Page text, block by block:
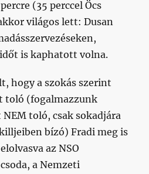
(35 perccel Öcs
világos lett: Dusan
is kaphatott volna.
hogy a szokás szerint
toló (fogalmazzunk
toló, csak sokadjára
bízó) Fradi meg is
az NSO
a Nemzeti